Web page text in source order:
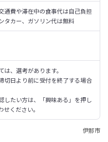
通費や滞在中の食事代は自己負担
タカー、ガソリン代は無料
は、選考があります。
切日より前に受付を終了する場合
したい方は、「興味ある」を押し
ください。
伊那市